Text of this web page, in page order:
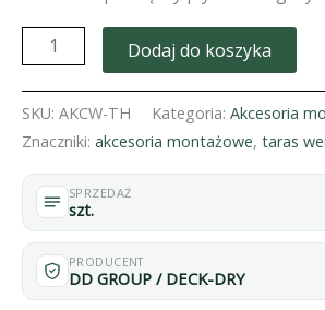
ilość
Klucz
do
regulacji
wysokości
wspornika
MAX
szczelinie
Dodaj do koszyka
SKU: AKCW-TH Kategoria: Akcesoria
Znaczniki: akcesoria montażowe, taras
SPRZEDAŻ
szt.
PRODUCENT
DD GROUP / DECK-DRY